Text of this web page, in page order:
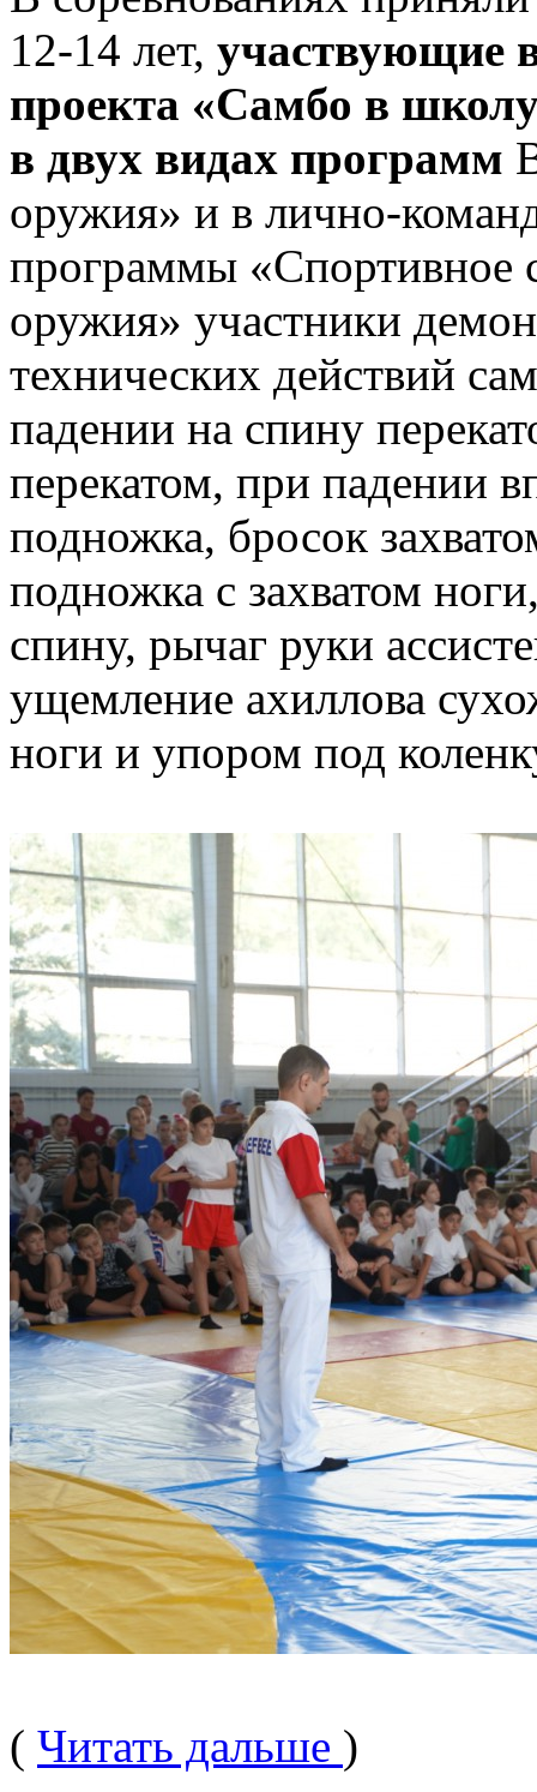
12-14 лет, участвующие
проекта «Самбо в
в двух видах программ
оружия» и в лично-
программы «Спортивное
оружия» участники
технических действий
падении на спину
перекатом, при падении
подножка, бросок
подножка с захватом
спину, рычаг руки
ущемление ахиллова
ноги и упором под
( Читать дальше )